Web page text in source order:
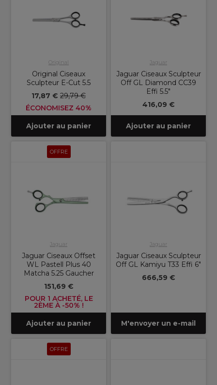
Original
Original Ciseaux
Sculpteur E-Cut 5.5
17,87 € 29,79 €
ÉCONOMISEZ 40%
Ajouter au panier
Jaguar
Jaguar Ciseaux Sculpteur
Off GL Diamond CC39
Effi 5.5"
416,09 €
Ajouter au panier
OFFRE
Jaguar
Jaguar Ciseaux Offset
WL Pastell Plus 40
Matcha 5.25 Gaucher
151,69 €
POUR 1 ACHETÉ, LE
2ÈME À -50% !
Ajouter au panier
Jaguar
Jaguar Ciseaux Sculpteur
Off GL Kamiyu T33 Effi 6"
666,59 €
M'envoyer un e-mail
OFFRE